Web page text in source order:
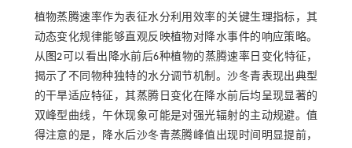
植物蒸腾速率作为表征水分利用效率的关键生理指标，其
动态变化规律能够直观反映植物对降水事件的响应策略。
从 图2 可以看出降水前后6种植物的蒸腾速率日变化特征，
揭示了不同物种独特的水分调节机制。沙冬青表现出典型
的干旱适应特征，其蒸腾日变化在降水前后均呈现显著的
双峰型曲线，午休现象可能是对强光辐射的主动规避。值
得注意的是，降水后沙冬青蒸腾峰值出现时间明显提前，